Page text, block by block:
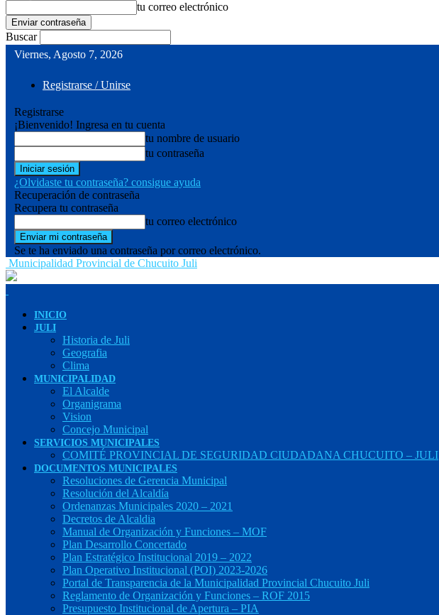
tu correo electrónico
Buscar
Viernes, Agosto 7, 2026
Registrarse / Unirse
Registrarse
¡Bienvenido! Ingresa en tu cuenta
tu nombre de usuario
tu contraseña
¿Olvidaste tu contraseña? consigue ayuda
Recuperación de contraseña
Recupera tu contraseña
tu correo electrónico
Se te ha enviado una contraseña por correo electrónico.
Municipalidad Provincial de Chucuito Juli
INICIO
JULI
Historia de Juli
Geografia
Clima
MUNICIPALIDAD
El Alcalde
Organigrama
Vision
Concejo Municipal
SERVICIOS MUNICIPALES
COMITÉ PROVINCIAL DE SEGURIDAD CIUDADANA CHUCUITO – JULI
DOCUMENTOS MUNICIPALES
Resoluciones de Gerencia Municipal
Resolución del Alcaldía
Ordenanzas Municipales 2020 – 2021
Decretos de Alcaldia
Manual de Organización y Funciones – MOF
Plan Desarrollo Concertado
Plan Estratégico Institucional 2019 – 2022
Plan Operativo Institucional (POI) 2023-2026
Portal de Transparencia de la Municipalidad Provincial Chucuito Juli
Reglamento de Organización y Funciones – ROF 2015
Presupuesto Institucional de Apertura – PIA